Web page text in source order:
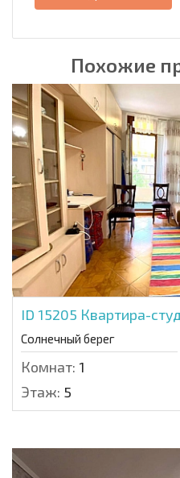
Похожие
ID 15205 Квартира-
Солнечный берег
Комнат: 1
Этаж: 5